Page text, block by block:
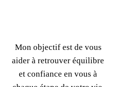
Mon objectif est de vous
aider à retrouver équilibre
et confiance en vous à